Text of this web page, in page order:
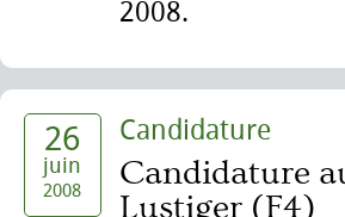
2008.
26
juin
2008
Candidature
Candidature
Lustiger (F4)